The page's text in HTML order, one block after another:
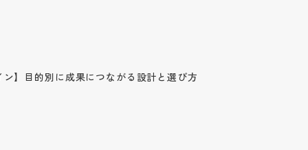
ン】目的別に成果につながる設計と選び方